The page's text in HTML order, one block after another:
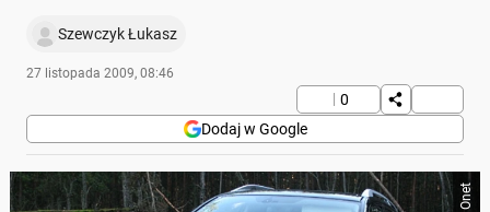
Szewczyk Łukasz
27 listopada 2009, 08:46
0
Dodaj w Google
Onet